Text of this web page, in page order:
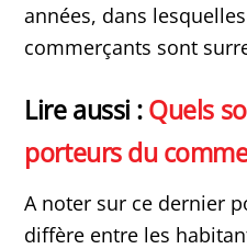
années, dans
commerçants sont
Lire aussi :Quels
porteurs du
A noter sur ce dernier
diffère entre les